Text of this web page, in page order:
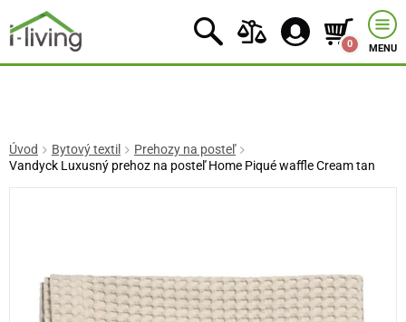
0 MENU
Úvod Bytový textil
Prehozy na posteľ
Vandyck Luxusný prehoz na posteľ Home Piqué waffle Cream tan